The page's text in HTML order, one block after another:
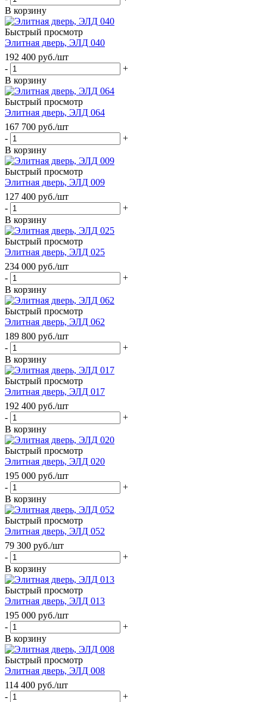
В корзину
Быстрый просмотр
Элитная дверь, ЭЛД 040
192 400 руб./шт
-
+
В корзину
Быстрый просмотр
Элитная дверь, ЭЛД 064
167 700 руб./шт
-
+
В корзину
Быстрый просмотр
Элитная дверь, ЭЛД 009
127 400 руб./шт
-
+
В корзину
Быстрый просмотр
Элитная дверь, ЭЛД 025
234 000 руб./шт
-
+
В корзину
Быстрый просмотр
Элитная дверь, ЭЛД 062
189 800 руб./шт
-
+
В корзину
Быстрый просмотр
Элитная дверь, ЭЛД 017
192 400 руб./шт
-
+
В корзину
Быстрый просмотр
Элитная дверь, ЭЛД 020
195 000 руб./шт
-
+
В корзину
Быстрый просмотр
Элитная дверь, ЭЛД 052
79 300 руб./шт
-
+
В корзину
Быстрый просмотр
Элитная дверь, ЭЛД 013
195 000 руб./шт
-
+
В корзину
Быстрый просмотр
Элитная дверь, ЭЛД 008
114 400 руб./шт
-
+